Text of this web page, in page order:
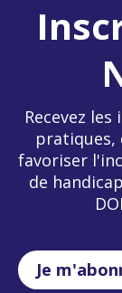
Recevez
pratiques,
favoriser
de
Je